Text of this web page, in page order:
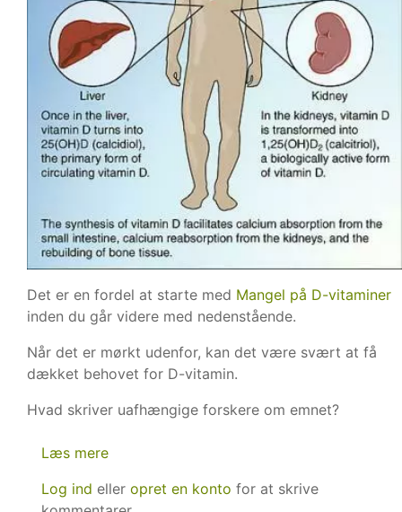
Det er en fordel at starte med Mangel på D-vitaminer
inden du går videre med nedenstående.
Når det er mørkt udenfor, kan det være svært at få
dækket behovet for D-vitamin.
Hvad skriver uafhængige forskere om emnet?
Læs mere
mørke
Log ind eller opret en konto for at skrive